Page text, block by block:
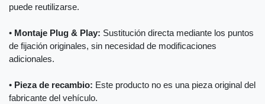
puede reutilizarse.
• Montaje Plug & Play: Sustitución directa mediante los puntos
de fijación originales, sin necesidad de modificaciones
adicionales.
• Pieza de recambio: Este producto no es una pieza original del
fabricante del vehículo.